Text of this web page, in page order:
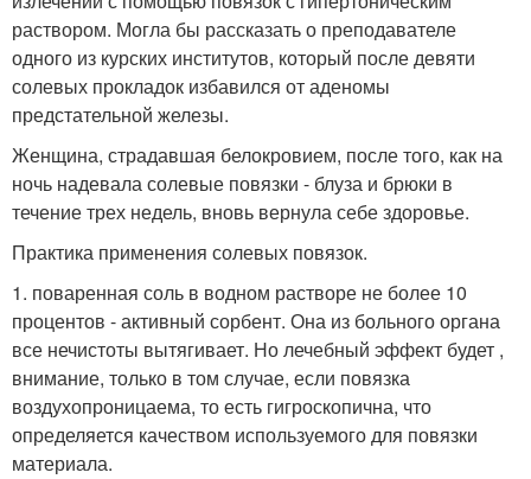
раствором. Могла бы рассказать о преподавателе
одного из курских институтов, который после девяти
солевых прокладок избавился от аденомы
предстательной железы.
Женщина, страдавшая белокровием, после того, как на
ночь надевала солевые повязки - блуза и брюки в
течение трех недель, вновь вернула себе здоровье.
Практика применения солевых повязок.
1. поваренная соль в водном растворе не более 10
процентов - активный сорбент. Она из больного органа
все нечистоты вытягивает. Но лечебный эффект будет ,
внимание, только в том случае, если повязка
воздухопроницаема, то есть гигроскопична, что
определяется качеством используемого для повязки
материала.